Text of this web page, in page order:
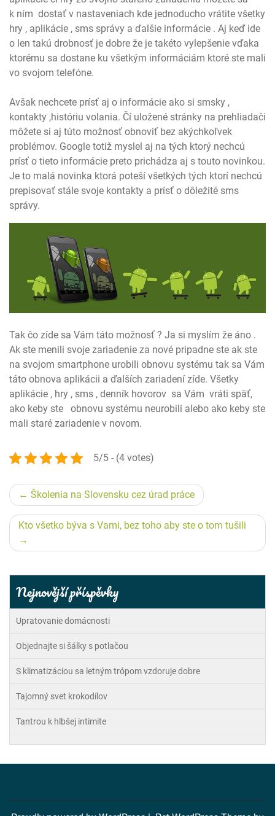
k ním dostať v nastaveniach kde jednoducho vrátite všetky
hry , aplikácie , sms správy a ďalšie informácie . Aj keď ide
o len takú drobnosť je dobre že je takéto vylepšenie vďaka
ktorému sa dostane ku všetkým informáciám ktoré ste mali
vo svojom telefóne.
Avšak nechcete prísť aj o informácie ako si smsky ,
kontakty ,históriu volania. Čí uložené stránky na prehliadači
môžete si aj túto možnosť obnoviť bez akýchkoľvek
problémov. Google totiž myslel aj na tých ktorý nechcú
prísť o tieto informácie preto prichádza aj s touto novinkou.
Je to malá novinka ktorá poteší všetkých tých ktorí nechcú
prepisovať stále svoje kontakty a prísť o dôležité sms
správy.
Tak čo zíde sa Vám táto možnosť ? Ja si myslím že áno .
Ak ste menili svoje zariadenie za nové pripadne ste ak ste
na svojom smartphone urobili obnovu systému tak sa Vám
táto obnova aplikácii a ďalších zariadení zíde. Všetky
aplikácie , hry , sms , denník hovorov sa Vám vráti späť,
ako keby ste obnovu systému neurobili alebo ako keby ste
mali staré zariadenie v novom.
5/5 - (4 votes)
Navigace
pro
příspěvek
Školenia na Slovensku cez úrad práce
Kto všetko býva s Vami, bez toho aby ste o tom tušili
Nejnovější příspěvky
Upratovanie domácnosti
Objednajte si šálky s potlačou
S klimatizáciou sa letným trópom vzdoruje dobre
Tajomný svet krokodílov
Tantrou k hlbšej intimite